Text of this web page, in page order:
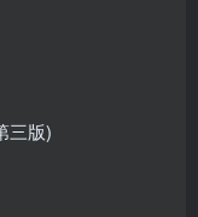
三版)